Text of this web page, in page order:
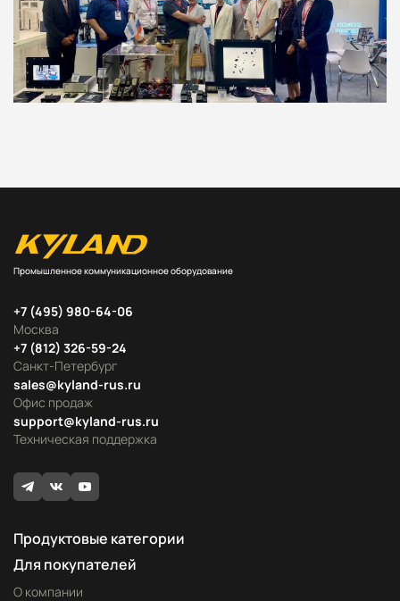
Промышленное коммуникационное оборудование
Москва
+7 (495) 980-64-06
Офис продаж
sales@kyland-rus.ru
Санкт-Петербург
+7 (812) 326-59-24
Техническая поддержка
support@kyland-rus.ru
Продуктовые категории
Для покупателей
О компании